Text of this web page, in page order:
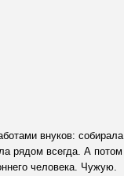
внуков: собирала
рядом всегда. А потом
человека. Чужую.